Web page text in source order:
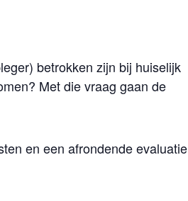
betrokken zijn bij huiselijk
Met die vraag gaan de
en een afrondende evaluatie